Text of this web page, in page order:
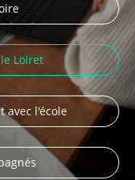
Loiret
avec l'école